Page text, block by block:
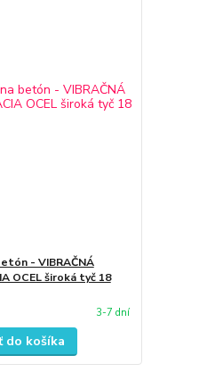
- VIBRAČNÁ
OCEL široká tyč 18
3-7 dní
do košíka